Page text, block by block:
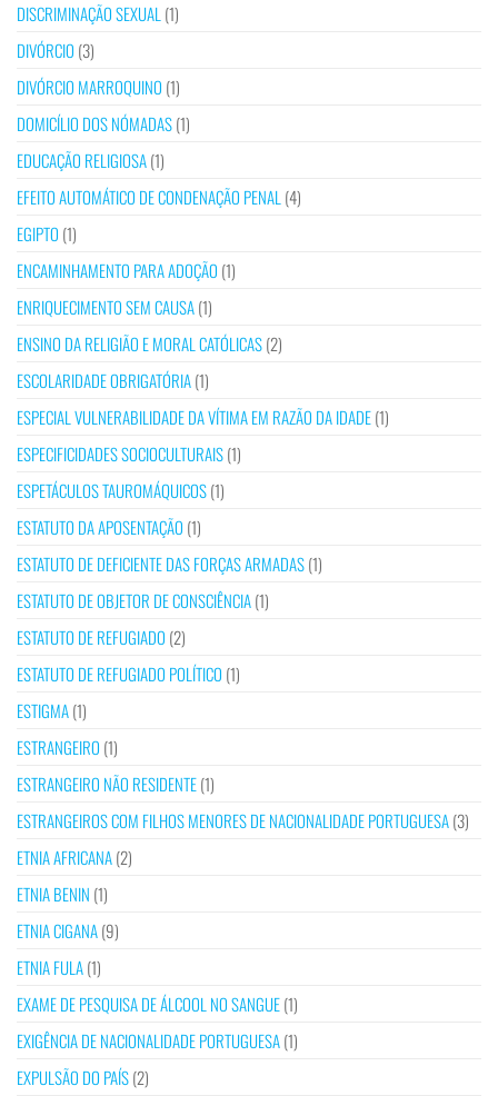
DISCRIMINAÇÃO SEXUAL (1)
DIVÓRCIO (3)
DIVÓRCIO MARROQUINO (1)
DOMICÍLIO DOS NÓMADAS(1)
EDUCAÇÃO RELIGIOSA(1)
EFEITO AUTOMÁTICO DE CONDENAÇÃO PENAL (4)
EGIPTO (1)
ENCAMINHAMENTO PARA ADOÇÃO (1)
ENRIQUECIMENTO SEM CAUSA(1)
ENSINO DA RELIGIÃO E MORAL CATÓLICAS(2)
ESCOLARIDADE OBRIGATÓRIA(1)
ESPECIAL VULNERABILIDADE DA VÍTIMA EM RAZÃO DA IDADE(1)
ESPECIFICIDADES SOCIOCULTURAIS(1)
ESPETÁCULOS TAUROMÁQUICOS(1)
ESTATUTO DA APOSENTAÇÃO (1)
ESTATUTO DE DEFICIENTE DAS FORÇAS ARMADAS(1)
ESTATUTO DE OBJETOR DE CONSCIÊNCIA(1)
ESTATUTO DE REFUGIADO (2)
ESTATUTO DE REFUGIADO POLÍTICO (1)
ESTIGMA(1)
ESTRANGEIRO (1)
ESTRANGEIRO NÃO RESIDENTE(1)
ESTRANGEIROS COM FILHOS MENORES DE NACIONALIDADE PORTUGUESA(3)
ETNIA AFRICANA(2)
ETNIA BENIN (1)
ETNIA CIGANA(9)
ETNIA FULA(1)
EXAME DE PESQUISA DE ÁLCOOL NO SANGUE(1)
EXIGÊNCIA DE NACIONALIDADE PORTUGUESA(1)
EXPULSÃO DO PAÍS(2)